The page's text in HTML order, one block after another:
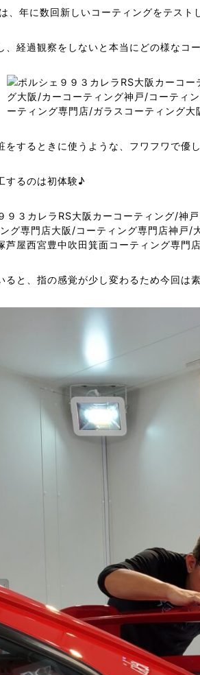
、年に数回新しいコーティングをテスト
、経過観察をしないと本当にどの様なコ
をするときに使うような、フワフワで優
するのは初体験♪
ると、指の感覚が少し変わるため今回は